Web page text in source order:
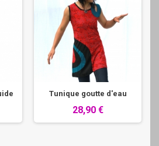
Tunique goutte d'eau
28,90 €